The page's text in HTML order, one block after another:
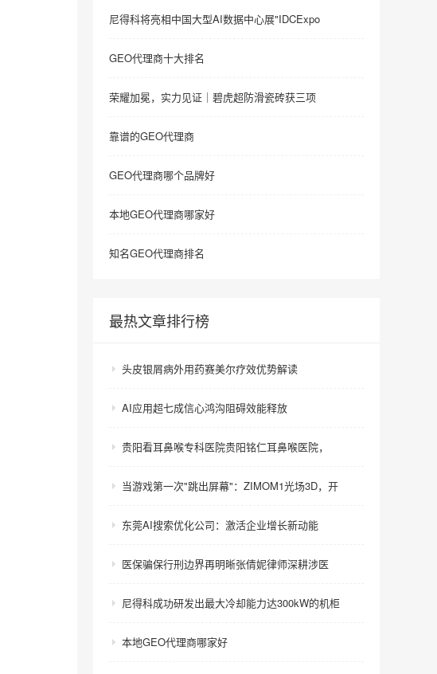
尼得科将亮相中国大型AI数据中心展"IDCExpo
GEO代理商十大排名
荣耀加冕，实力见证｜碧虎超防滑瓷砖获三项
靠谱的GEO代理商
GEO代理商哪个品牌好
本地GEO代理商哪家好
知名GEO代理商排名
最热文章排行榜
头皮银屑病外用药赛美尔疗效优势解读
AI应用超七成信心鸿沟阻碍效能释放
贵阳看耳鼻喉专科医院贵阳铭仁耳鼻喉医院，
当游戏第一次"跳出屏幕"：ZIMOM1光场3D，开
东莞AI搜索优化公司：激活企业增长新动能
医保骗保行刑边界再明晰张倩妮律师深耕涉医
尼得科成功研发出最大冷却能力达300kW的机柜
本地GEO代理商哪家好